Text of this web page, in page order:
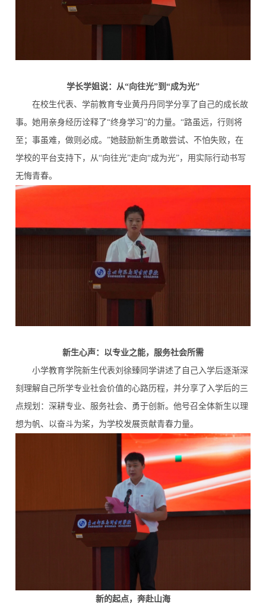
学长学姐说：从“向往光”到“成为光”
在校生代表、学前教育专业黄丹丹同学分享了自己的成长故
事。她用亲身经历诠释了“终身学习”的力量。“路虽远，行则将
至；事虽难，做则必成。”她鼓励新生勇敢尝试、不怕失败，在
学校的平台支持下，从“向往光”走向“成为光”，用实际行动书写
无悔青春。
新生心声：以专业之能，服务社会所需
小学教育学院新生代表刘徐臻同学讲述了自己入学后逐渐深
刻理解自己所学专业社会价值的心路历程，并分享了入学后的三
点规划：深耕专业、服务社会、勇于创新。他号召全体新生以理
想为帆、以奋斗为桨，为学校发展贡献青春力量。
新的起点，奔赴山海